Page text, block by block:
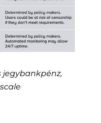
jegybankpénz,